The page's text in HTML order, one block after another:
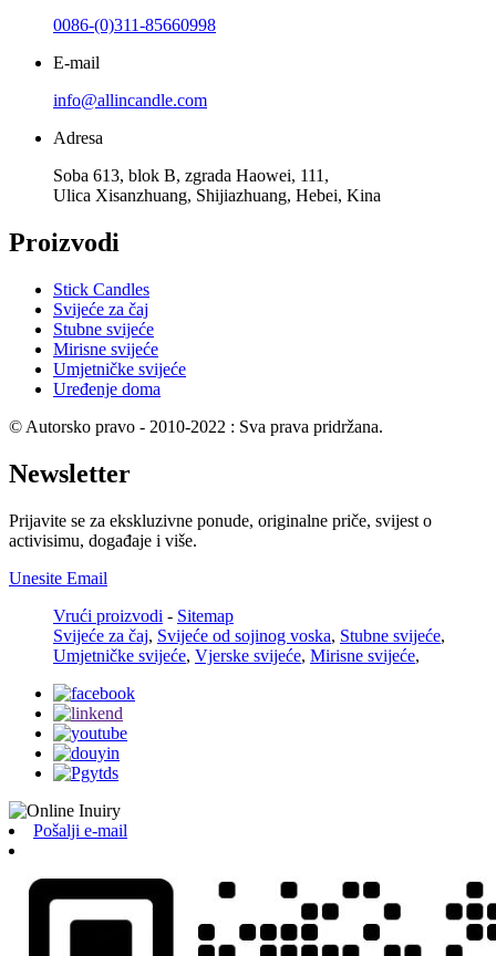
0086-(0)311-85660998
E-mail
info@allincandle.com
Adresa
Soba 613, blok B, zgrada Haowei, 111,
Ulica Xisanzhuang, Shijiazhuang, Hebei, Kina
Proizvodi
Stick Candles
Svijeće za čaj
Stubne svijeće
Mirisne svijeće
Umjetničke svijeće
Uređenje doma
© Autorsko pravo - 2010-2022 : Sva prava pridržana.
Newsletter
Prijavite se za ekskluzivne ponude, originalne priče, svijest o
activisimu, događaje i više.
Unesite Email
Vrući proizvodi - Sitemap
Svijeće za čaj, Svijeće od sojinog voska, Stubne svijeće,
Umjetničke svijeće, Vjerske svijeće, Mirisne svijeće,
Pošalji e-mail